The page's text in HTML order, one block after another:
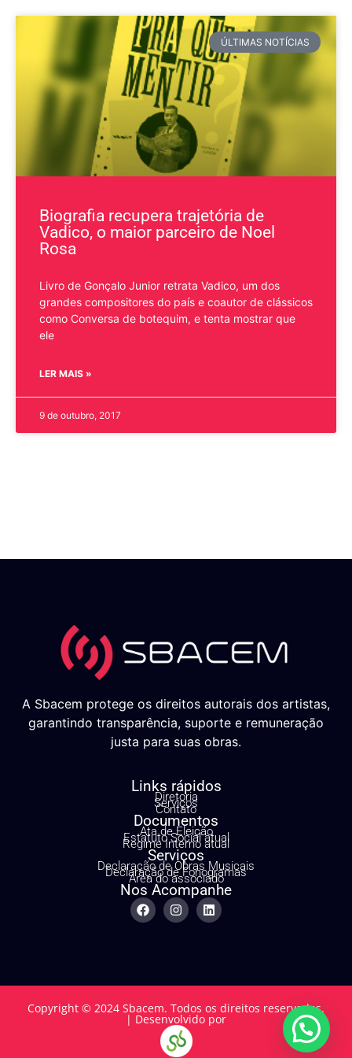
ÚLTIMAS NOTÍCIAS
Biografia recupera trajetória de
Vadico, o maior parceiro de Noel
Rosa
Livro de Gonçalo Junior retrata Vadico, um dos
grandes compositores do país e coautor de clássicos
como Conversa de botequim, e tenta mostrar que
ele
LER MAIS »
9 de outubro, 2017
A Sbacem protege os direitos autorais dos artistas,
garantindo transparência, suporte e remuneração
justa para suas obras.
Links rápidos
Diretoria
Serviços
Contato
Documentos
Ata de Eleição
Estatuto Social atual
Regime Interno atual
Serviços
Declaração de Obras Musicais
Declaração de Fonogramas
Área do associado
Nos Acompanhe
Copyright © 2024 Sbacem. Todos os direitos reservados.
| Desenvolvido por